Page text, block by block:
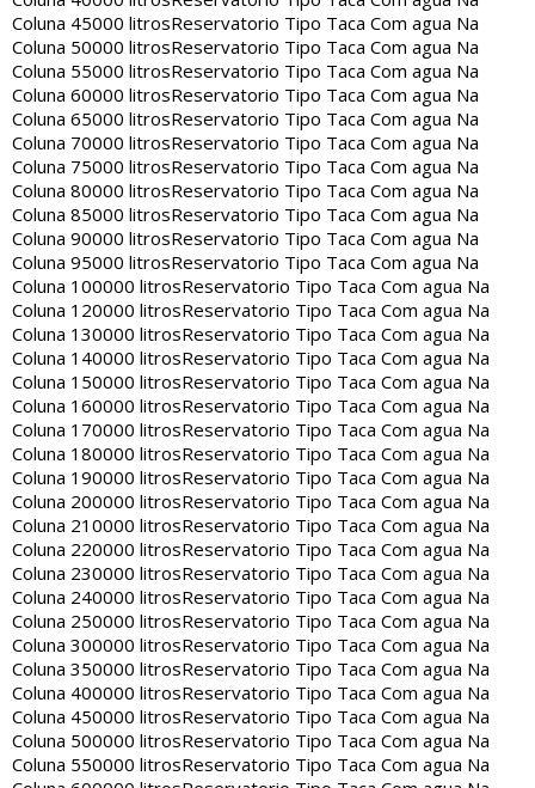
Coluna 45000 litrosReservatorio Tipo Taca Com agua Na
Coluna 50000 litrosReservatorio Tipo Taca Com agua Na
Coluna 55000 litrosReservatorio Tipo Taca Com agua Na
Coluna 60000 litrosReservatorio Tipo Taca Com agua Na
Coluna 65000 litrosReservatorio Tipo Taca Com agua Na
Coluna 70000 litrosReservatorio Tipo Taca Com agua Na
Coluna 75000 litrosReservatorio Tipo Taca Com agua Na
Coluna 80000 litrosReservatorio Tipo Taca Com agua Na
Coluna 85000 litrosReservatorio Tipo Taca Com agua Na
Coluna 90000 litrosReservatorio Tipo Taca Com agua Na
Coluna 95000 litrosReservatorio Tipo Taca Com agua Na
Coluna 100000 litrosReservatorio Tipo Taca Com agua Na
Coluna 120000 litrosReservatorio Tipo Taca Com agua Na
Coluna 130000 litrosReservatorio Tipo Taca Com agua Na
Coluna 140000 litrosReservatorio Tipo Taca Com agua Na
Coluna 150000 litrosReservatorio Tipo Taca Com agua Na
Coluna 160000 litrosReservatorio Tipo Taca Com agua Na
Coluna 170000 litrosReservatorio Tipo Taca Com agua Na
Coluna 180000 litrosReservatorio Tipo Taca Com agua Na
Coluna 190000 litrosReservatorio Tipo Taca Com agua Na
Coluna 200000 litrosReservatorio Tipo Taca Com agua Na
Coluna 210000 litrosReservatorio Tipo Taca Com agua Na
Coluna 220000 litrosReservatorio Tipo Taca Com agua Na
Coluna 230000 litrosReservatorio Tipo Taca Com agua Na
Coluna 240000 litrosReservatorio Tipo Taca Com agua Na
Coluna 250000 litrosReservatorio Tipo Taca Com agua Na
Coluna 300000 litrosReservatorio Tipo Taca Com agua Na
Coluna 350000 litrosReservatorio Tipo Taca Com agua Na
Coluna 400000 litrosReservatorio Tipo Taca Com agua Na
Coluna 450000 litrosReservatorio Tipo Taca Com agua Na
Coluna 500000 litrosReservatorio Tipo Taca Com agua Na
Coluna 550000 litrosReservatorio Tipo Taca Com agua Na